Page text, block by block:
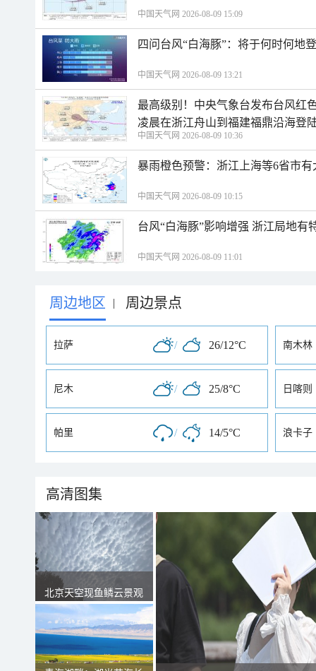
中国天气网 2026-08-09 15:09
四问台风“白海豚”：将于何时何地
中国天气网 2026-08-09 13:21
最高级别！中央气象台发布台风红
凌晨在浙江舟山到福建福鼎沿海登
中国天气网 2026-08-09 10:36
暴雨橙色预警：浙江上海等6省市
中国天气网 2026-08-09 10:15
台风“白海豚”影响增强 浙江局地有
中国天气网 2026-08-09 11:01
周边地区 | 周边景点
拉萨 / 26/12°C 南木林
尼木 / 25/8°C 日喀则
帕里 / 14/5°C 浪卡子
高清图集
北京天空现鱼鳞云景观